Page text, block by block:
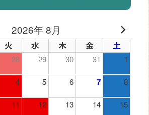
2026年 8月
火 水 木 金 土
28 29 30 31 1
4 5 6 7 8
11 12 13 14 15